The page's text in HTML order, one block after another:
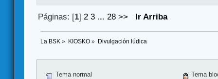
Páginas: [1] 2 3 ... 28 >> Ir Arriba
La BSK » KIOSKO» Divulgación lúdica
Tema normal
Tema